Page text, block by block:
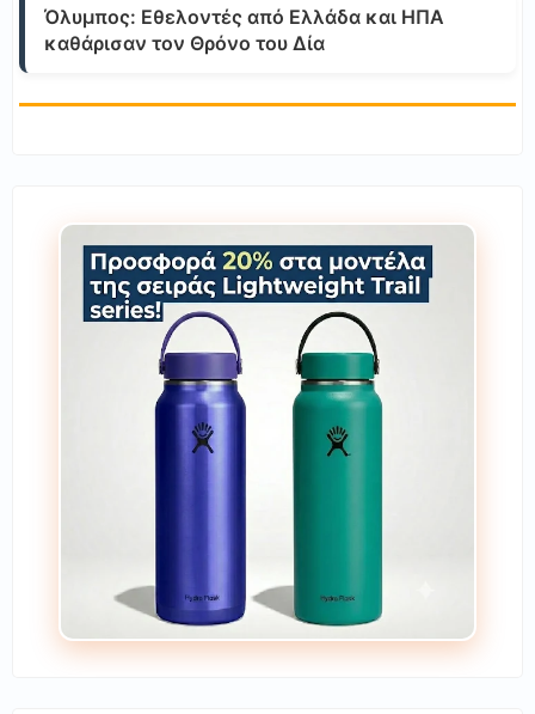
Όλυμπος: Εθελοντές από Ελλάδα και ΗΠΑ
καθάρισαν τον Θρόνο του Δία